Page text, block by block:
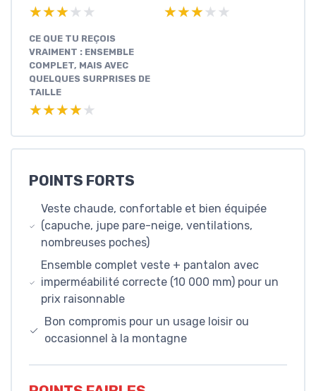
★★★★★
★★★★★ ★★★★★
★★★★★
CE QUE TU REÇOIS
VRAIMENT : ENSEMBLE
COMPLET, MAIS AVEC
QUELQUES SURPRISES DE
TAILLE
★★★★★
★★★★★
POINTS FORTS
Veste chaude, confortable et bien équipée
(capuche, jupe pare-neige, ventilations,
nombreuses poches)
Ensemble complet veste + pantalon avec
imperméabilité correcte (10 000 mm) pour un
prix raisonnable
Bon compromis pour un usage loisir ou
occasionnel à la montagne